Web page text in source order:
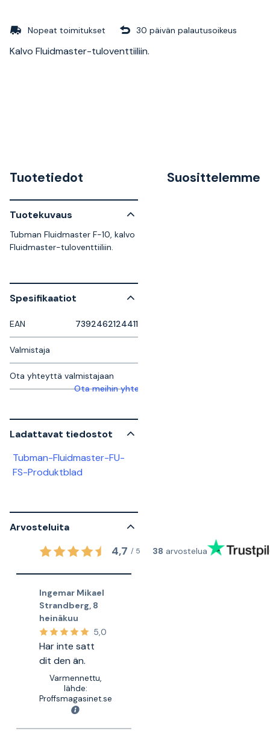
Nopeat toimitukset 30 päivän palautusoikeus
Kalvo Fluidmaster-tuloventtiiliin.
Tuotetiedot
Tuotekuvaus
Tubman Fluidmaster F-10, kalvo
Fluidmaster-tuloventtiiliin.
Spesifikaatiot
EAN 7392462124411
Valmistaja
Ota yhteyttä valmistajaan
Ota meihin yhteyttä saadaksesi lisätietoja
Ladattavat tiedostot
Tubman-Fluidmaster-FU-
FS-Produktblad
Arvosteluita
4,7 / 5 38 arvostelua
Ingemar Mikael
Strandberg, 8
heinäkuu
5,0
Har inte satt
dit den än.
Varmennettu,
lähde:
Proffsmagasinet.se
Suosittelemme